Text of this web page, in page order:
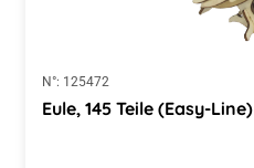
N°: 125472
Eule, 145 Teile (Easy-Line)